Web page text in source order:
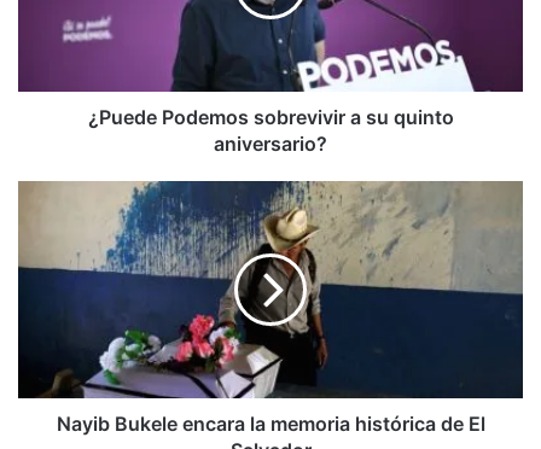
aniversario?
¿Puede Podemos sobrevivir a su quinto
aniversario?
la
Salvador
Nayib Bukele encara la memoria histórica de El